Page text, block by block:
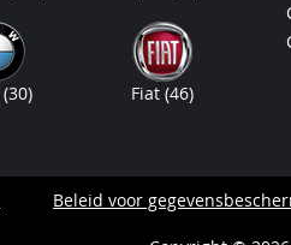
(30) Fiat(46)
Beleid voor